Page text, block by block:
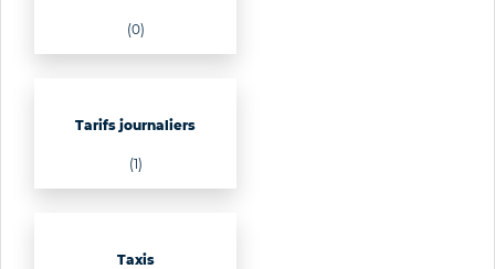
(0)
Tarifs journaliers
(1)
Taxis